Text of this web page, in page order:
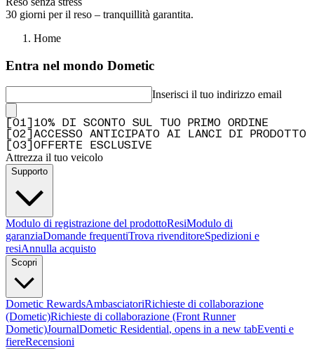
30 giorni per il reso – tranquillità garantita.
Home
Entra nel mondo Dometic
Inserisci il tuo indirizzo email
01
10% DI SCONTO SUL TUO PRIMO ORDINE
02
ACCESSO ANTICIPATO AI LANCI DI PRODOTTO
03 OFFERTE ESCLUSIVE
Attrezza il tuo veicolo
Supporto
Modulo di registrazione del prodottoResiModulo di
garanziaDomande frequentiTrova rivenditoreSpedizioni e
resiAnnulla acquisto
Scopri
Dometic RewardsAmbasciatoriRichieste di collaborazione
(Dometic)Richieste di collaborazione (Front Runner
Dometic)JournalDometic Residential, opens in a new tabEventi e
fiereRecensioni